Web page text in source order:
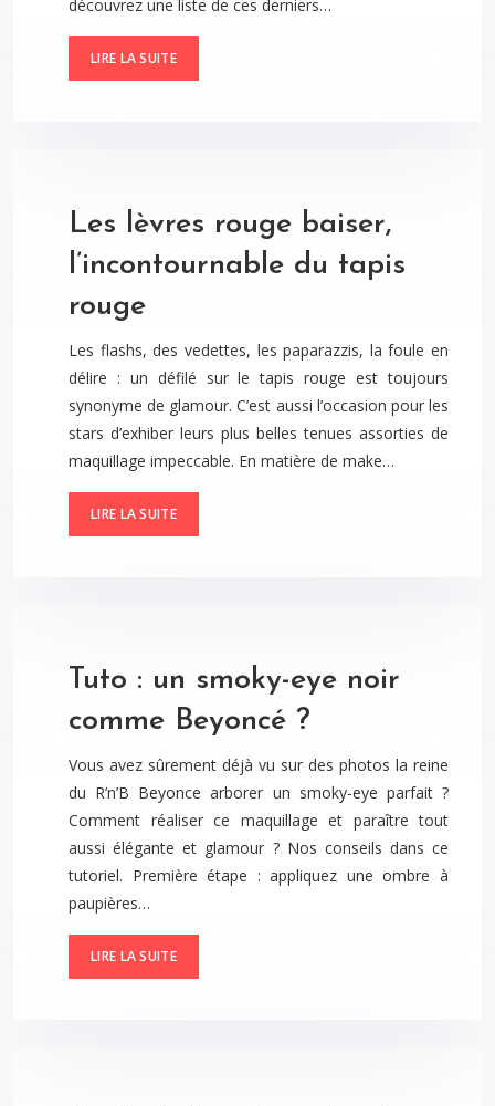
découvrez une liste de ces derniers…
LIRE LA SUITE
Les lèvres rouge baiser,
l’incontournable du tapis
rouge
Les flashs, des vedettes, les paparazzis, la foule en
délire : un défilé sur le tapis rouge est toujours
synonyme de glamour. C’est aussi l’occasion pour les
stars d’exhiber leurs plus belles tenues assorties de
maquillage impeccable. En matière de make…
LIRE LA SUITE
Tuto : un smoky-eye noir
comme Beyoncé ?
Vous avez sûrement déjà vu sur des photos la reine
du R’n’B Beyonce arborer un smoky-eye parfait ?
Comment réaliser ce maquillage et paraître tout
aussi élégante et glamour ? Nos conseils dans ce
tutoriel. Première étape : appliquez une ombre à
paupières…
LIRE LA SUITE